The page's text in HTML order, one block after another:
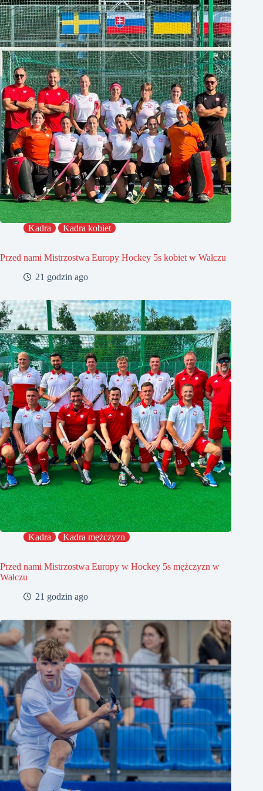
Kadra Kadra kobiet
Przed nami Mistrzostwa Europy Hockey 5s kobiet w Wałczu
21 godzin ago
Kadra Kadra mężczyzn
Przed nami Mistrzostwa Europy w Hockey 5s mężczyzn w
Wałczu
21 godzin ago